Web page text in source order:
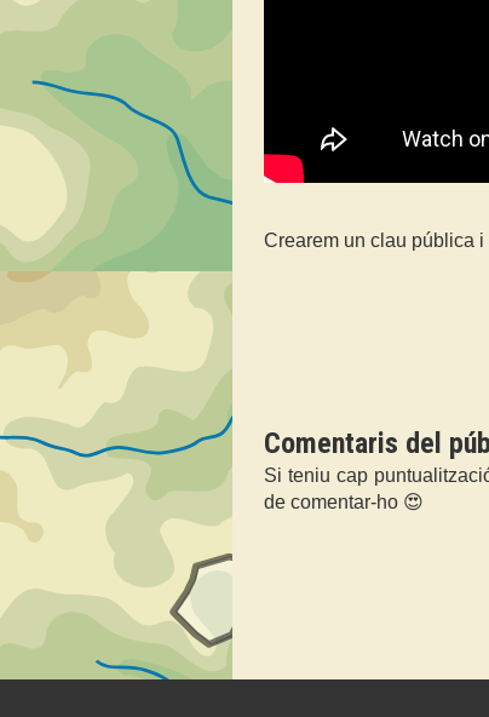
Crearem un clau pública
Comentaris del
Si teniu cap
de comentar-ho 😍